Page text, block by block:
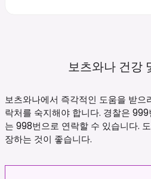
보츠와나 건강
보츠와나에서 즉각적인 도움을 받으
락처를 숙지해야 합니다. 경찰은
는 998번으로 연락할 수 있습니다.
장하는 것이 좋습니다.